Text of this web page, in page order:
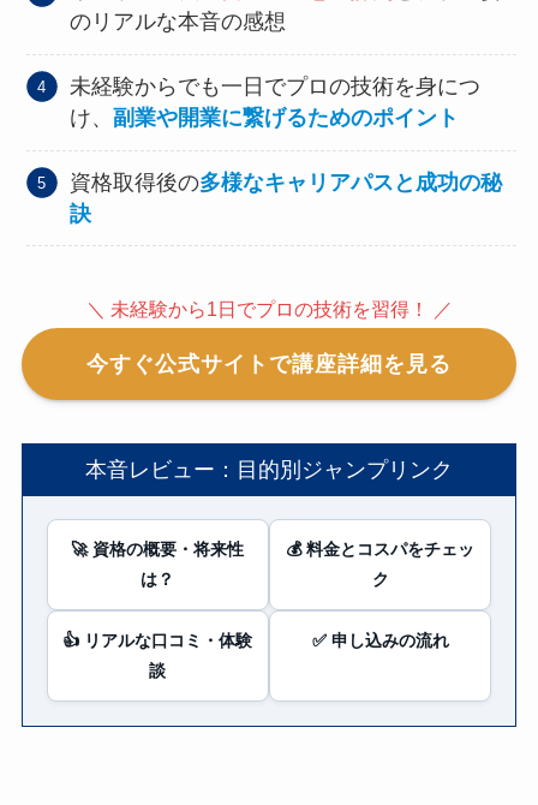
のリアルな本音の感想
未経験からでも一日でプロの技術を身につ
け、副業や開業に繋げるためのポイント
資格取得後の多様なキャリアパスと成功の秘
訣
＼ 未経験から1日でプロの技術を習得！ ／
今すぐ公式サイトで講座詳細を見る
本音レビュー：目的別ジャンプリンク
🚀 資格の概要・将来性
は？
💰 料金とコスパをチェッ
ク
👍 リアルな口コミ・体験
談
✅ 申し込みの流れ